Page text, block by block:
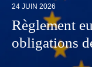
24 JUIN 2026
Règlement
obligations